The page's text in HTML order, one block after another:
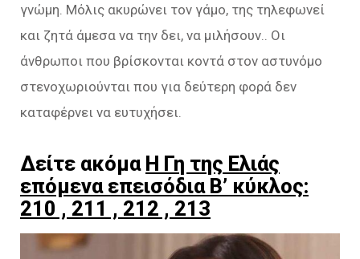
γνώμη. Μόλις ακυρώνει τον γάμο, της τηλεφωνεί
και ζητά άμεσα να την δει, να μιλήσουν.. Οι
άνθρωποι που βρίσκονται κοντά στον αστυνόμο
στενοχωριούνται που για δεύτερη φορά δεν
καταφέρνει να ευτυχήσει.
Δείτε ακόμα Η Γη της Ελιάς
επόμενα επεισόδια Β’ κύκλος:
210 , 211 , 212 , 213